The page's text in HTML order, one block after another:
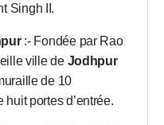
Singh II.
:- Fondée par Rao
ville de Jodhpur
de 10
huit portes d’entrée.